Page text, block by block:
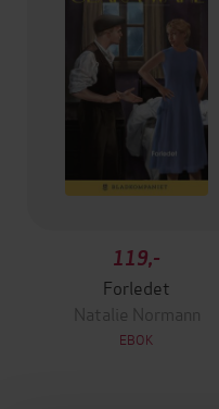
119,-
Forledet
Natalie Normann
EBOK